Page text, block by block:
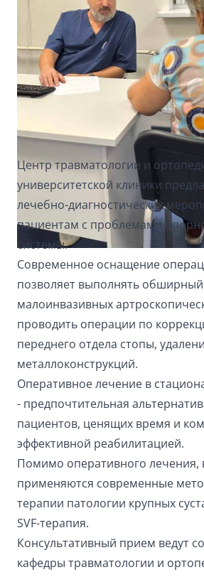
Центр травматологии и
университетской клиники
лечебно-диагностических
пациентам с проблемами
системы.
Современное оснащение
позволяет выполнять обширный
малоинвазивных
проводить операции по
переднего отдела стопы,
металлоконструкций.
Оперативное лечение в
- предпочтительная
пациентов, ценящих время и
эффективной реабилитацией.
Помимо оперативного лечения,
применяются современные
терапии патологии крупных
SVF-терапия.
Консультативный прием ведут
кафедры травматологии и